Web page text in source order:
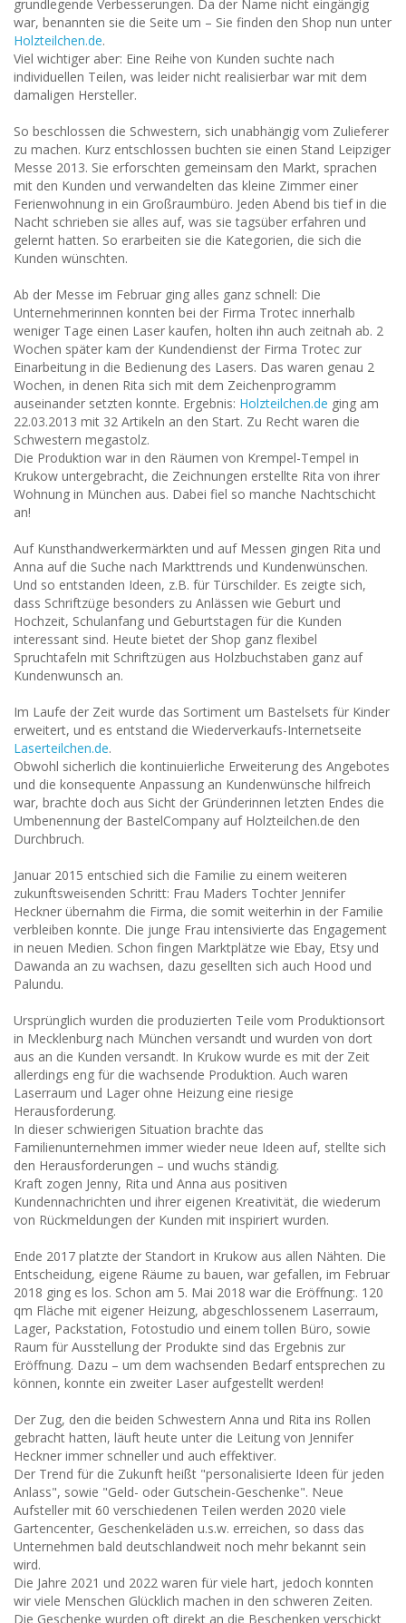
grundlegende Verbesserungen. Da der Name nicht eingängig
war, benannten sie die Seite um – Sie finden den Shop nun unter
Holzteilchen.de.
Viel wichtiger aber: Eine Reihe von Kunden suchte nach
individuellen Teilen, was leider nicht realisierbar war mit dem
damaligen Hersteller.
So beschlossen die Schwestern, sich unabhängig vom Zulieferer
zu machen. Kurz entschlossen buchten sie einen Stand Leipziger
Messe 2013. Sie erforschten gemeinsam den Markt, sprachen
mit den Kunden und verwandelten das kleine Zimmer einer
Ferienwohnung in ein Großraumbüro. Jeden Abend bis tief in die
Nacht schrieben sie alles auf, was sie tagsüber erfahren und
gelernt hatten. So erarbeiten sie die Kategorien, die sich die
Kunden wünschten.
Ab der Messe im Februar ging alles ganz schnell: Die
Unternehmerinnen konnten bei der Firma Trotec innerhalb
weniger Tage einen Laser kaufen, holten ihn auch zeitnah ab. 2
Wochen später kam der Kundendienst der Firma Trotec zur
Einarbeitung in die Bedienung des Lasers. Das waren genau 2
Wochen, in denen Rita sich mit dem Zeichenprogramm
auseinander setzten konnte. Ergebnis: Holzteilchen.de ging am
22.03.2013 mit 32 Artikeln an den Start. Zu Recht waren die
Schwestern megastolz.
Die Produktion war in den Räumen von Krempel-Tempel in
Krukow untergebracht, die Zeichnungen erstellte Rita von ihrer
Wohnung in München aus. Dabei fiel so manche Nachtschicht
an!
Auf Kunsthandwerkermärkten und auf Messen gingen Rita und
Anna auf die Suche nach Markttrends und Kundenwünschen.
Und so entstanden Ideen, z.B. für Türschilder. Es zeigte sich,
dass Schriftzüge besonders zu Anlässen wie Geburt und
Hochzeit, Schulanfang und Geburtstagen für die Kunden
interessant sind. Heute bietet der Shop ganz flexibel
Spruchtafeln mit Schriftzügen aus Holzbuchstaben ganz auf
Kundenwunsch an.
Im Laufe der Zeit wurde das Sortiment um Bastelsets für Kinder
erweitert, und es entstand die Wiederverkaufs-Internetseite
Laserteilchen.de.
Obwohl sicherlich die kontinuierliche Erweiterung des Angebotes
und die konsequente Anpassung an Kundenwünsche hilfreich
war, brachte doch aus Sicht der Gründerinnen letzten Endes die
Umbenennung der BastelCompany auf Holzteilchen.de den
Durchbruch.
Januar 2015 entschied sich die Familie zu einem weiteren
zukunftsweisenden Schritt: Frau Maders Tochter Jennifer
Heckner übernahm die Firma, die somit weiterhin in der Familie
verbleiben konnte. Die junge Frau intensivierte das Engagement
in neuen Medien. Schon fingen Marktplätze wie Ebay, Etsy und
Dawanda an zu wachsen, dazu gesellten sich auch Hood und
Palundu.
Ursprünglich wurden die produzierten Teile vom Produktionsort
in Mecklenburg nach München versandt und wurden von dort
aus an die Kunden versandt. In Krukow wurde es mit der Zeit
allerdings eng für die wachsende Produktion. Auch waren
Laserraum und Lager ohne Heizung eine riesige
Herausforderung.
In dieser schwierigen Situation brachte das
Familienunternehmen immer wieder neue Ideen auf, stellte sich
den Herausforderungen – und wuchs ständig.
Kraft zogen Jenny, Rita und Anna aus positiven
Kundennachrichten und ihrer eigenen Kreativität, die wiederum
von Rückmeldungen der Kunden mit inspiriert wurden.
Ende 2017 platzte der Standort in Krukow aus allen Nähten. Die
Entscheidung, eigene Räume zu bauen, war gefallen, im Februar
2018 ging es los. Schon am 5. Mai 2018 war die Eröffnung:. 120
qm Fläche mit eigener Heizung, abgeschlossenem Laserraum,
Lager, Packstation, Fotostudio und einem tollen Büro, sowie
Raum für Ausstellung der Produkte sind das Ergebnis zur
Eröffnung. Dazu – um dem wachsenden Bedarf entsprechen zu
können, konnte ein zweiter Laser aufgestellt werden!
Der Zug, den die beiden Schwestern Anna und Rita ins Rollen
gebracht hatten, läuft heute unter die Leitung von Jennifer
Heckner immer schneller und auch effektiver.
Der Trend für die Zukunft heißt "personalisierte Ideen für jeden
Anlass", sowie "Geld- oder Gutschein-Geschenke". Neue
Aufsteller mit 60 verschiedenen Teilen werden 2020 viele
Gartencenter, Geschenkeläden u.s.w. erreichen, so dass das
Unternehmen bald deutschlandweit noch mehr bekannt sein
wird.
Die Jahre 2021 und 2022 waren für viele hart, jedoch konnten
wir viele Menschen Glücklich machen in den schweren Zeiten.
Die Geschenke wurden oft direkt an die Beschenken verschickt